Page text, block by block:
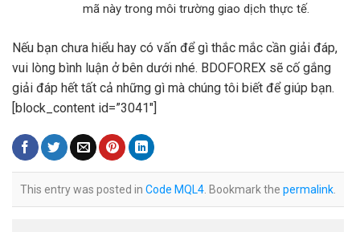
mã này trong môi trường giao dịch thực tế.
Nếu bạn chưa hiểu hay có vấn để gì thắc mắc cần giải đáp,
vui lòng bình luận ở bên dưới nhé. BDOFOREX sẽ cố gắng
giải đáp hết tất cả những gì mà chúng tôi biết để giúp bạn.
[block_content id=”3041″]
This entry was posted in Code MQL4 . Bookmark the permalink